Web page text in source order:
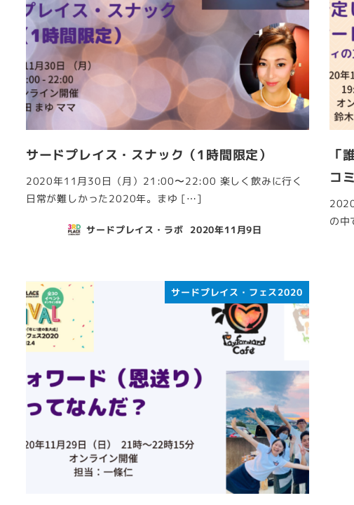
サードプレイス・スナック（1時間限定）
2020年11月30日（月）21:00〜22:00 楽しく飲みに行く
日常が難しかった2020年。まゆ […]
サードプレイス・ラボ
投稿日
2020年11月9日
「
コ
の
サードプレイス・フェス2020